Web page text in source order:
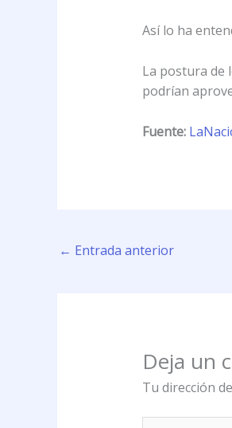
Así lo ha
La postura de
podrían
Fuente:
← Entrada anterior
Deja un
Tu dirección